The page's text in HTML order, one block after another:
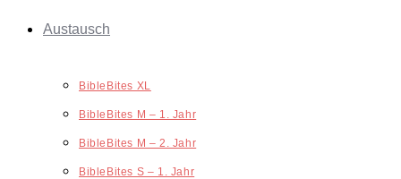
Austausch
BibleBites XL
BibleBites M – 1. Jahr
BibleBites M – 2. Jahr
BibleBites S – 1. Jahr